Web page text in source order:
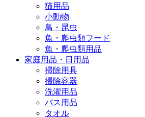
猫用品
小動物
鳥・昆虫
魚・爬虫類フード
魚・爬虫類用品
家庭用品・日用品
掃除用具
掃除容器
洗濯用品
バス用品
タオル